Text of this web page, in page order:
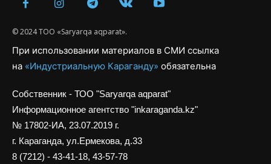
© 2024 ТОО «Saryarqa aqparat».
При использовании материалов в СМИ ссылка
на «Индустриальную Караганду» обязательна
Собственник - ТОО "Saryarqa aqparat"
Информационное агентство "inkaraganda.kz"
№ 17802-ИА, 23.07.2019 г.
г. Караганда, ул.Ермекова, д.33
8 (7212) - 43-41-18, 43-57-78